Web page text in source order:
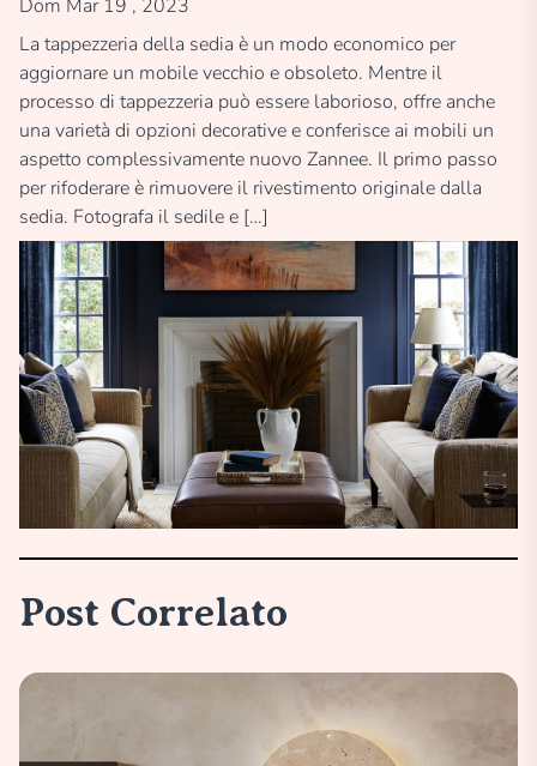
Dom Mar 19 , 2023
La tappezzeria della sedia è un modo economico per
aggiornare un mobile vecchio e obsoleto. Mentre il
processo di tappezzeria può essere laborioso, offre anche
una varietà di opzioni decorative e conferisce ai mobili un
aspetto complessivamente nuovo Zannee. Il primo passo
per rifoderare è rimuovere il rivestimento originale dalla
sedia. Fotografa il sedile e […]
Post Correlato